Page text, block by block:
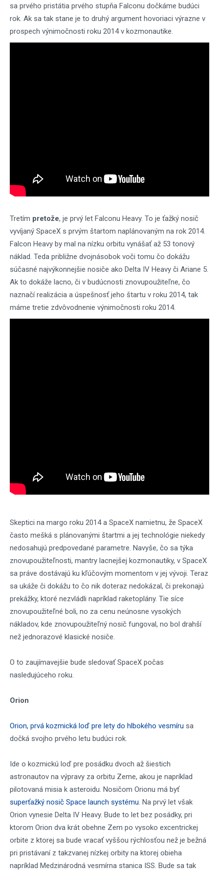
sa prvého pristátia prvého stupňa Falconu dočkáme budúci
rok. Ak sa tak stane je to druhý argument hovoriaci výrazne v
prospech výnimočnosti roku 2014 v kozmonautike.
Tretím pretože, je prvý let Falconu Heavy. To je ťažký nosič
vyvíjaný SpaceX s prvým štartom naplánovaným na rok 2014.
Falcon Heavy by mal na nízku orbitu vynášať až 53 tonový
náklad. Teda približne dvojnásobok voči tomu čo dokážu
súčasné najvýkonnejšie nosiče ako Delta IV Heavy či Ariane 5.
Ak to dokáže lacno, či v budúcnosti znovupoužiteľne, čo
naznačí realizácia a úspešnosť jeho štartu v roku 2014, tak
máme tretie zdvôvodnenie výnimočnosti roku 2014.
Skeptici na margo roku 2014 a SpaceX namietnu, že SpaceX
často mešká s plánovanými štartmi a jej technológie niekedy
nedosahujú predpovedané parametre. Navyše, čo sa týka
znovupoužiteľnosti, mantry lacnejšej kozmonautiky, v SpaceX
sa práve dostávajú ku kľúčovým momentom v jej vývoji. Teraz
sa ukáže či dokážu to čo nik doteraz nedokázal, či prekonajú
prekážky, ktoré nezvládli napríklad raketoplány. Tie síce
znovupoužiteľné boli, no za cenu neúnosne vysokých
nákladov, kde znovupoužiteľný nosič fungoval, no bol drahší
než jednorazové klasické nosiče.
O to zaujímavejšie bude sledovať SpaceX počas
nasledujúceho roku.
Orion
Orion, prvá kozmická loď pre lety do hlbokého vesmíru sa
dočká svojho prvého letu budúci rok.
Ide o kozmickú loď pre posádku dvoch až šiestich
astronautov na výpravy za orbitu Zeme, akou je napríklad
pilotovaná misia k asteroidu. Nosičom Orionu má byť
superťažký nosič Space launch systému. Na prvý let však
Orion vynesie Delta IV Heavy. Bude to let bez posádky, pri
ktorom Orion dva krát obehne Zem po vysoko excentrickej
orbite z ktorej sa bude vracať vyššou rýchlosťou než je bežná
pri pristávaní z takzvanej nízkej orbity na ktorej obieha
napríklad Medzinárodná vesmírna stanica ISS. Bude sa tak